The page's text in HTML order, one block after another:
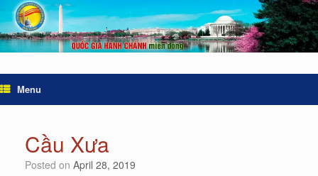
Menu
Cầu Xưa
Posted on April 28, 2019